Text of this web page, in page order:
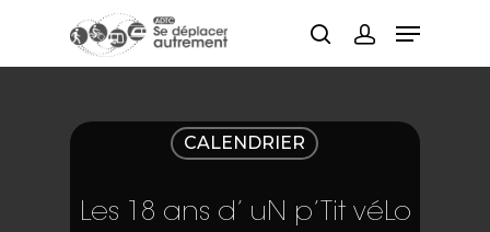
Hit enter to search or ESC to close
CALENDRIER
Les 18 ans d’ uN p’Tit véLo